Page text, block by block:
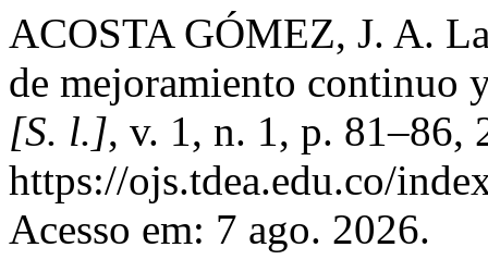
ACOSTA GÓMEZ, J. A.
de mejoramiento continuo
[S. l.], v. 1, n. 1, p. 81–86,
https://ojs.tdea.edu.co/
Acesso em: 7 ago. 2026.